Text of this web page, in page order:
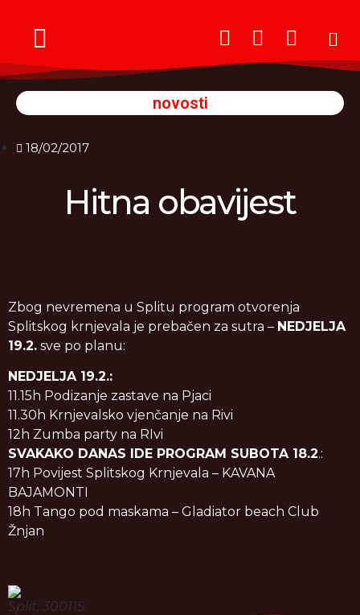
novosti
18/02/2017
Hitna obavijest
Zbog nevremena u Splitu program otvorenja
Splitskog krnjevala je prebačen za sutra – NEDJELJA
19.2. sve po planu:
NEDJELJA 19.2.:
11.15h Podizanje zastave na Pjaci
11.30h Krnjevalsko vjenčanje na Rivi
12h Zumba party na RIvi
SVAKAKO DANAS IDE PROGRAM SUBOTA 18.2.:
17h Povijest Splitskog Krnjevala – KAVANA
BAJAMONTI
18h Tango pod maskama – Gladiator beach Club
Žnjan
Split, 300115.